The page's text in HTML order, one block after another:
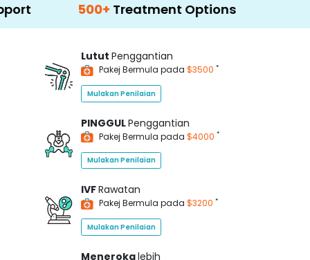
500+ Treatment Options
Lutut Penggantian
Pakej Bermula pada $3500 *
Mulakan Penilaian
PINGGULPenggantian
Pakej Bermula pada $4000 *
Mulakan Penilaian
IVFRawatan
Pakej Bermula pada $3200 *
Mulakan Penilaian
Menerokalebih